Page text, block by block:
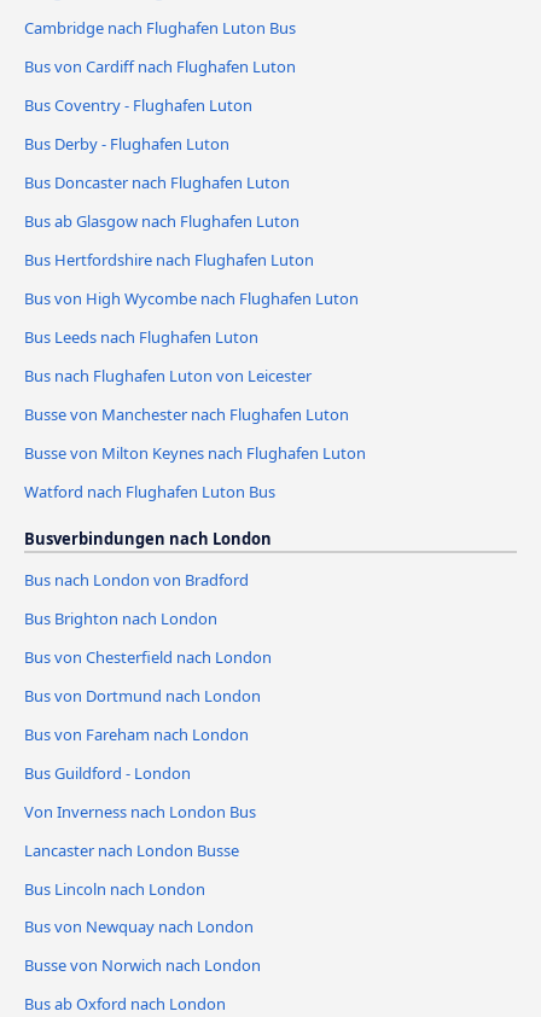
Cambridge nach Flughafen Luton Bus
Bus von Cardiff nach Flughafen Luton
Bus Coventry - Flughafen Luton
Bus Derby - Flughafen Luton
Bus Doncaster nach Flughafen Luton
Bus ab Glasgow nach Flughafen Luton
Bus Hertfordshire nach Flughafen Luton
Bus von High Wycombe nach Flughafen Luton
Bus Leeds nach Flughafen Luton
Bus nach Flughafen Luton von Leicester
Busse von Manchester nach Flughafen Luton
Busse von Milton Keynes nach Flughafen Luton
Watford nach Flughafen Luton Bus
Busverbindungen nach London
Bus nach London von Bradford
Bus Brighton nach London
Bus von Chesterfield nach London
Bus von Dortmund nach London
Bus von Fareham nach London
Bus Guildford - London
Von Inverness nach London Bus
Lancaster nach London Busse
Bus Lincoln nach London
Bus von Newquay nach London
Busse von Norwich nach London
Bus ab Oxford nach London